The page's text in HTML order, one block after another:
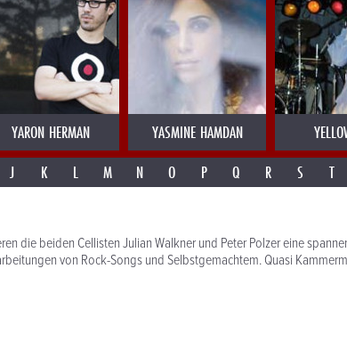
YARON HERMAN YASMINE HAMDAN
J K L M N O P Q R S T
die beiden Cellisten Julian Walkner und Peter Polzer eine
von Rock-Songs und Selbstgemachtem. Quasi